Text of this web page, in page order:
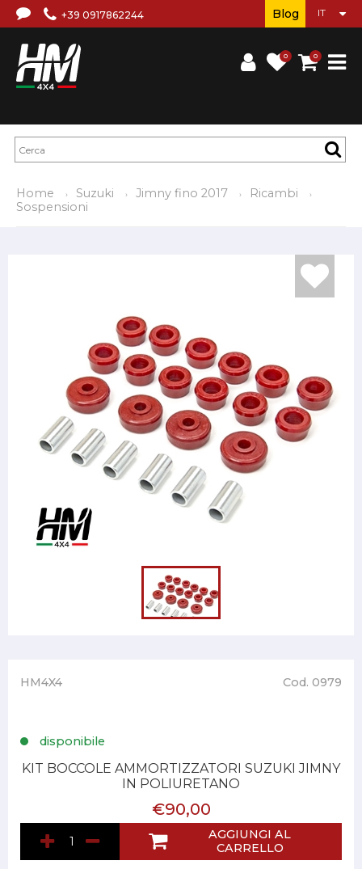
+39 0917862244
0 0
Blog
Home Suzuki Jimny fino 2017
Ricambi
Sospensioni
HM4X4 Cod. 0979
disponibile
KIT BOCCOLE AMMORTIZZATORI SUZUKI JIMNY
IN POLIURETANO
€90,00
AGGIUNGI AL
CARRELLO